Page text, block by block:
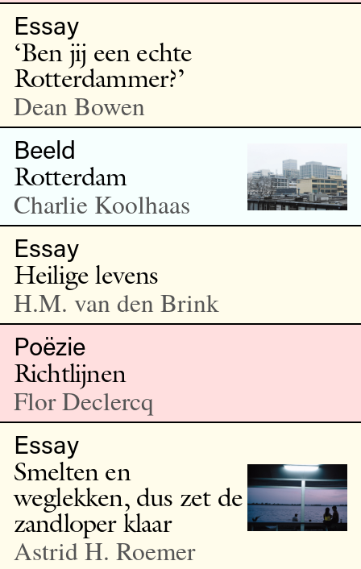
Essay
‘Ben jij een echte
Rotterdammer?’
Dean Bowen
Beeld
Rotterdam
Charlie Koolhaas
Essay
Heilige levens
H.M. van den Brink
Poëzie
Richtlijnen
Flor Declercq
Essay
Smelten en
weglekken, dus zet de
zandloper klaar
Astrid H. Roemer